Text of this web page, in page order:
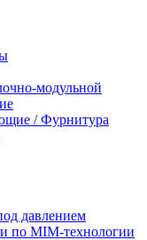
модульной
/ Фурнитура
давлением
по MIM-технологии